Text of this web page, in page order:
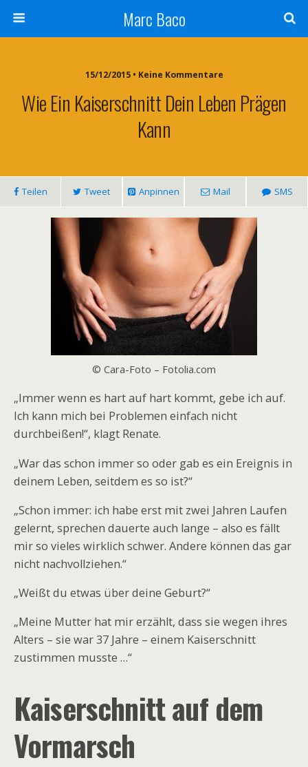
Marc Baco
15/12/2015 • Keine Kommentare
Wie Ein Kaiserschnitt Dein Leben Prägen
Kann
Teilen Tweet Anpinnen Mail SMS
© Cara-Foto – Fotolia.com
„Immer wenn es hart auf hart kommt, gebe ich auf.
Ich kann mich bei Problemen einfach nicht
durchbeißen!“, klagt Renate.
„War das schon immer so oder gab es ein Ereignis in
deinem Leben, seitdem es so ist?“
„Schon immer: ich habe erst mit zwei Jahren Laufen
gelernt, sprechen dauerte auch lange – also es fällt
mir so vieles wirklich schwer. Andere können das gar
nicht nachvollziehen.“
„Weißt du etwas über deine Geburt?“
„Meine Mutter hat mir erzählt, dass sie wegen ihres
Alters – sie war 37 Jahre – einem Kaiserschnitt
zustimmen musste …“
Kaiserschnitt auf dem
Vormarsch